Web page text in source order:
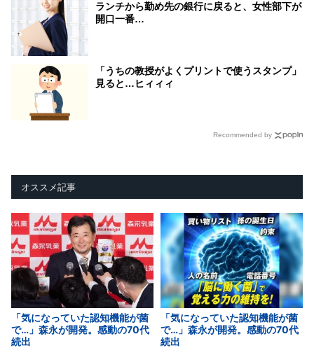
ランチから勤め先の銀行に戻ると、女性部下が
開口一番…
「うちの教授がよくプリントで使うスタンプ」
見ると…ヒィィィ
Recommended by
オススメ記事
「気になっていた認知機能が菌
で…」森永が開発。感動の70代
続出
「気になっていた認知機能が菌
で…」森永が開発。感動の70代
続出